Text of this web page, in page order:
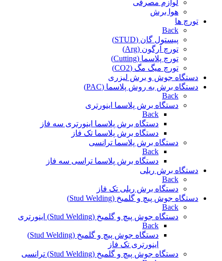
لوازم مصرفی
هوا برش
تورچ ها
Back
پیستول گان (STUD)
تورچ آرگون (Arg)
تورچ پلاسما (Cutting)
تورچ میگ مگ (CO2)
دستگاه جوش و برش لیزری
دستگاه برش به روش پلاسما (PAC)
Back
دستگاه برش پلاسما اینورتری
Back
دستگاه برش پلاسما اینورتری سه فاز
دستگاه برش پلاسما تک فاز
دستگاه برش پلاسما ترانسی
Back
دستگاه برش پلاسما تراسی سه فاز
دستگاه برش ریلی
Back
دستگاه برش ریلی تک فاز
دستگاه جوش پیچ و گلمیخ (Stud Welding)
Back
دستگاه جوش پیچ و گلمیخ (Stud Welding) اینورتری
Back
دستگاه جوش پیچ و گلمیخ (Stud Welding)
اینورتری تک فاز
دستگاه جوش پیچ و گلمیخ (Stud Welding) ترانسی